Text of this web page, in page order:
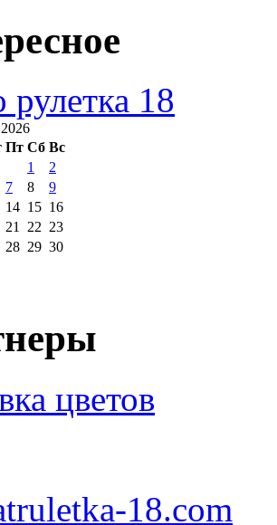
рулетка 18
Пт Сб Вс
1
2
7 8
9
14 15 16
21 22 23
28 29 30
цветов
18.com